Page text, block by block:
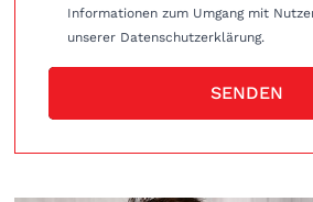
Informationen zum Umgang mit
unserer Datenschutzerklärung.
SENDEN